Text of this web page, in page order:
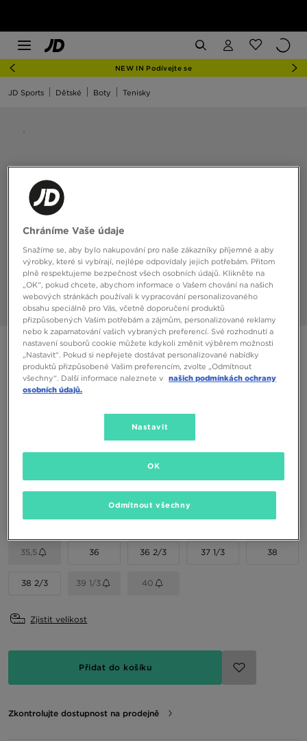
NEW IN Podívejte se
JD Sports Dětské Boty Tenisky
ADIDAS CLIMACOOL 1 J
1790 Kč
35,5 36 36 2/3 37 1/3 38
38 2/3 39 1/3 40
Zjistit velikost
Přidat do košíku
Zkontrolujte dostupnost na prodejně
Chráníme Vaše údaje
Snažíme se, aby bylo nakupování pro naše zákazníky příjemné a aby
výrobky, které si vybírají, nejlépe odpovídaly jejich potřebám. Přitom
plně respektujeme bezpečnost všech osobních údajů. Klikněte na
„OK“, pokud chcete, abychom informace o Vašem chování na našich
webových stránkách používali k vypracování personalizovaného
obsahu speciálně pro Vás, včetně doporučení produktů
přizpůsobených Vašim potřebám a zájmům, personalizované reklamy
nebo k zapamatování vašich vybraných preferencí. Své rozhodnutí a
nastavení souborů cookie můžete kdykoli změnit výběrem možnosti
„Nastavit“. Pokud si nepřejete dostávat personalizované nabídky
produktů přizpůsobené Vašim preferencím, zvolte „Odmítnout
všechny“. Další informace naleznete v našich podmínkách ochrany
osobních údajů.
Nastavit
Odmítnout všechny
OK